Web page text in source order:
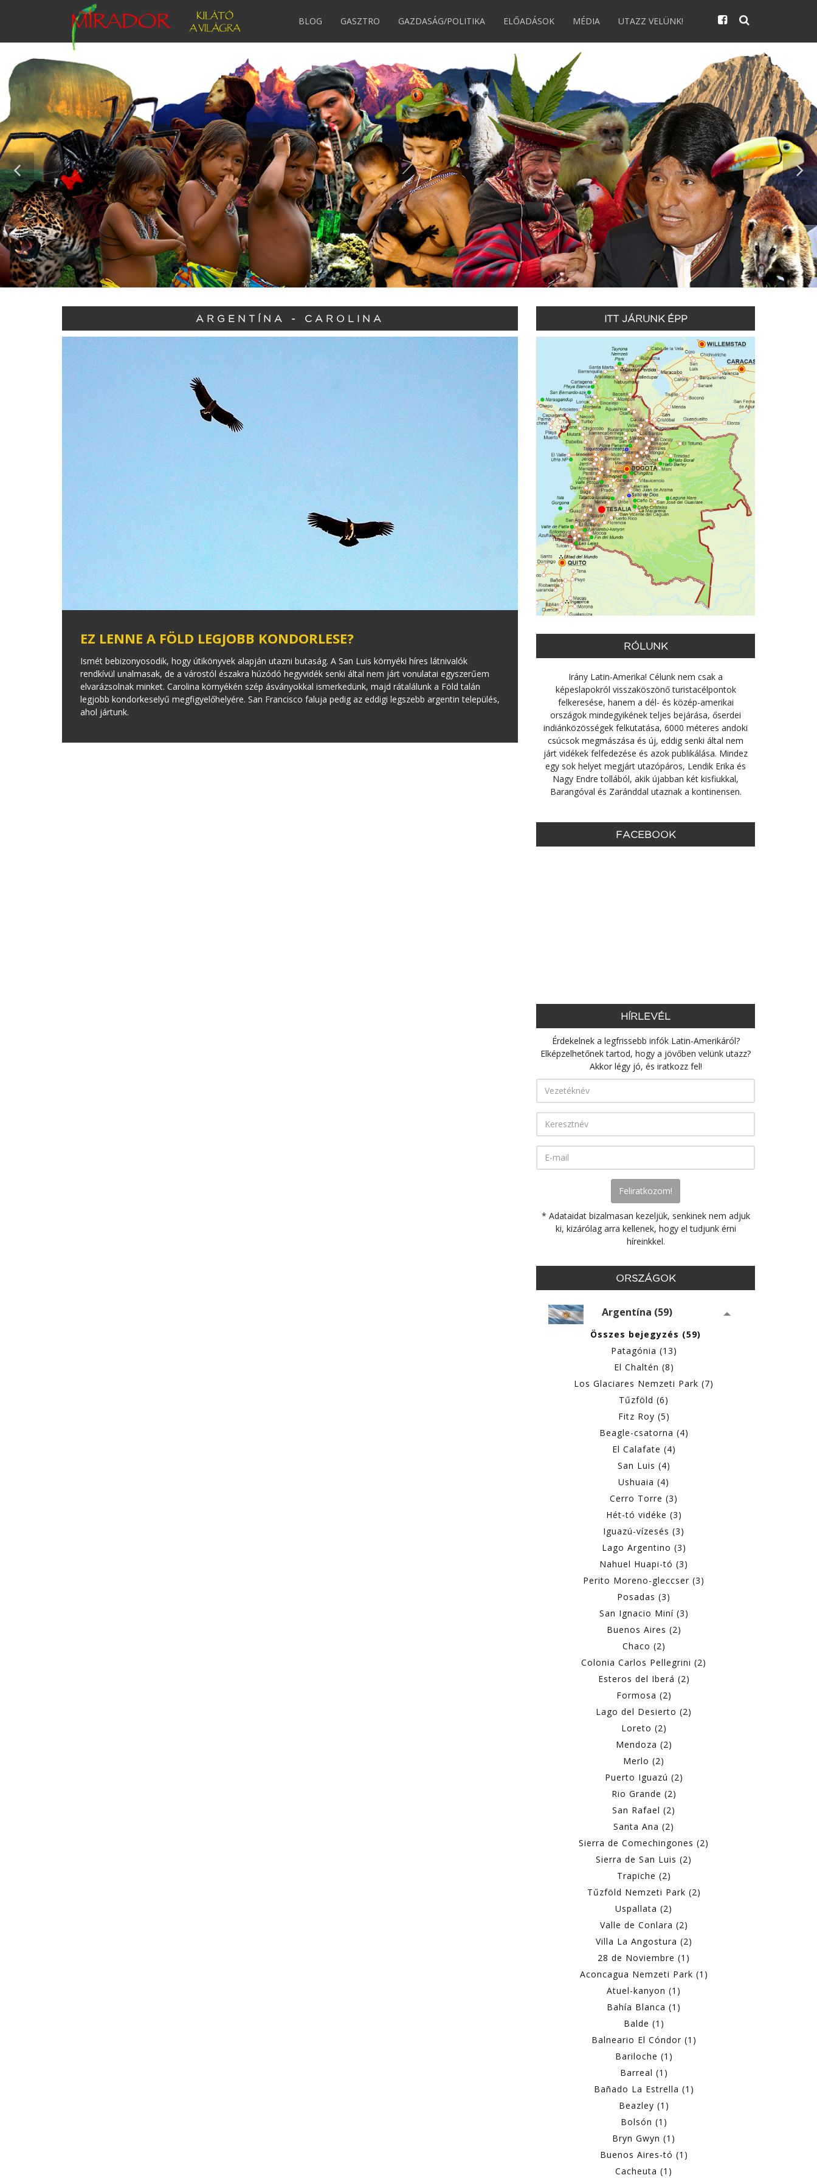
BLOG GASZTRO GAZDASÁG/POLITIKA ELŐADÁSOK MÉDIA UTAZZ VELÜNK!
ARGENTÍNA - CAROLINA
EZ LENNE A FÖLD LEGJOBB KONDORLESE?
Ismét bebizonyosodik, hogy útikönyvek alapján utazni butaság. A San Luis környéki híres látnivalók
rendkívül unalmasak, de a várostól északra húzódó hegyvidék senki által nem járt vonulatai egyszerűem
elvarázsolnak minket. Carolina környékén szép ásványokkal ismerkedünk, majd rátalálunk a Föld talán
legjobb kondorkeselyű megfigyelőhelyére. San Francisco faluja pedig az eddigi legszebb argentin település,
ahol jártunk.
ITT JÁRUNK ÉPP
RÓLUNK
Irány Latin-Amerika! Célunk nem csak a
képeslapokról visszaköszönő turistacélpontok
felkeresése, hanem a dél- és közép-amerikai
országok mindegyikének teljes bejárása, őserdei
indiánközösségek felkutatása, 6000 méteres andoki
csúcsok megmászása és új, eddig senki által nem
járt vidékek felfedezése és azok publikálása. Mindez
egy sok helyet megjárt utazópáros, Lendik Erika és
Nagy Endre tollából, akik újabban két kisfiukkal,
Barangóval és Zaránddal utaznak a kontinensen.
FACEBOOK
HÍRLEVÉL
Érdekelnek a legfrissebb infók Latin-Amerikáról?
Elképzelhetőnek tartod, hogy a jövőben velünk utazz?
Akkor légy jó, és iratkozz fel!
* Adataidat bizalmasan kezeljük, senkinek nem adjuk
ki, kizárólag arra kellenek, hogy el tudjunk érni
híreinkkel.
ORSZÁGOK
Argentína (59)
Összes bejegyzés (59)
Patagónia (13)
El Chaltén (8)
Los Glaciares Nemzeti Park (7)
Tűzföld (6)
Fitz Roy (5)
Beagle-csatorna (4)
El Calafate (4)
San Luis (4)
Ushuaia (4)
Cerro Torre (3)
Hét-tó vidéke (3)
Iguazú-vízesés (3)
Lago Argentino (3)
Nahuel Huapi-tó (3)
Perito Moreno-gleccser (3)
Posadas (3)
San Ignacio Miní (3)
Buenos Aires (2)
Chaco (2)
Colonia Carlos Pellegrini (2)
Esteros del Iberá (2)
Formosa (2)
Lago del Desierto (2)
Loreto (2)
Mendoza (2)
Merlo (2)
Puerto Iguazú (2)
Rio Grande (2)
San Rafael (2)
Santa Ana (2)
Sierra de Comechingones (2)
Sierra de San Luis (2)
Trapiche (2)
Tűzföld Nemzeti Park (2)
Uspallata (2)
Valle de Conlara (2)
Villa La Angostura (2)
28 de Noviembre (1)
Aconcagua Nemzeti Park (1)
Atuel-kanyon (1)
Bahía Blanca (1)
Balde (1)
Balneario El Cóndor (1)
Bariloche (1)
Barreal (1)
Bañado La Estrella (1)
Beazley (1)
Bolsón (1)
Bryn Gwyn (1)
Buenos Aires-tó (1)
Cacheuta (1)